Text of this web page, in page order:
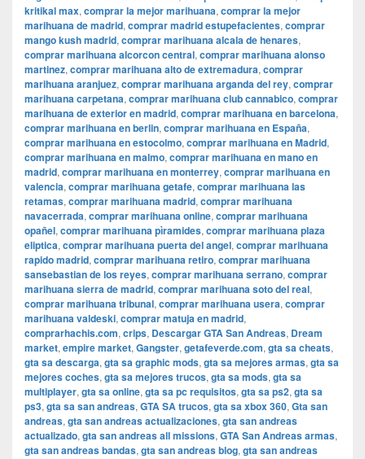
kritikal max, comprar la mejor marihuana, comprar la mejor
marihuana de madrid, comprar madrid estupefacientes, comprar
mango kush madrid, comprar marihuana alcala de henares,
comprar marihuana alcorcon central, comprar marihuana alonso
martinez, comprar marihuana alto de extremadura, comprar
marihuana aranjuez, comprar marihuana arganda del rey, comprar
marihuana carpetana, comprar marihuana club cannabico, comprar
marihuana de exterior en madrid, comprar marihuana en barcelona,
comprar marihuana en berlin, comprar marihuana en España,
comprar marihuana en estocolmo, comprar marihuana en Madrid,
comprar marihuana en malmo, comprar marihuana en mano en
madrid, comprar marihuana en monterrey, comprar marihuana en
valencia, comprar marihuana getafe, comprar marihuana las
retamas, comprar marihuana madrid, comprar marihuana
navacerrada, comprar marihuana online, comprar marihuana
opañel, comprar marihuana pìramides, comprar marihuana plaza
eliptica, comprar marihuana puerta del angel, comprar marihuana
rapido madrid, comprar marihuana retiro, comprar marihuana
sansebastian de los reyes, comprar marihuana serrano, comprar
marihuana sierra de madrid, comprar marihuana soto del real,
comprar marihuana tribunal, comprar marihuana usera, comprar
marihuana valdeski, comprar matuja en madrid,
comprarhachis.com, crips, Descargar GTA San Andreas, Dream
market, empire market, Gangster, getafeverde.com, gta sa cheats,
gta sa descarga, gta sa graphic mods, gta sa mejores armas, gta sa
mejores coches, gta sa mejores trucos, gta sa mods, gta sa
multiplayer, gta sa online, gta sa pc requisitos, gta sa ps2, gta sa
ps3, gta sa san andreas, GTA SA trucos, gta sa xbox 360, Gta san
andreas, gta san andreas actualizaciones, gta san andreas
actualizado, gta san andreas all missions, GTA San Andreas armas,
gta san andreas bandas, gta san andreas blog, gta san andreas